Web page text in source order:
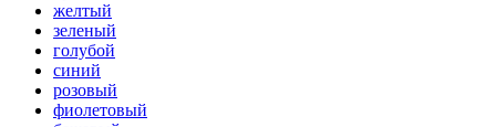
желтый
зеленый
голубой
синий
розовый
фиолетовый